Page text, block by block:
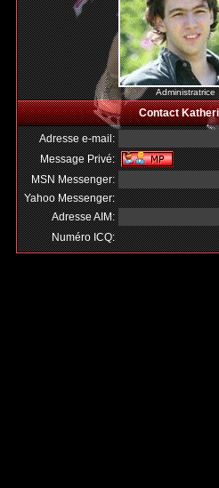
Administratrice
Contact
Adresse e-mail:
Message Privé:
MSN Messenger:
Yahoo Messenger:
Adresse AIM:
Numéro ICQ: